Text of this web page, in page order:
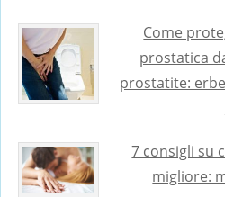
Come
prostatica
prostatite:
7 consigli su
migliore: